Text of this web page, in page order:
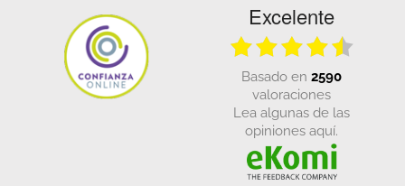
Excelente
basado en 2590
valoraciones
Lea algunas de las
opiniones aquí.